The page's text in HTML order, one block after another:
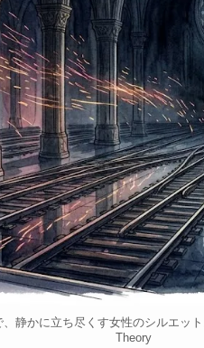
静かに立ち尽くす女性のシルエッ
Theory